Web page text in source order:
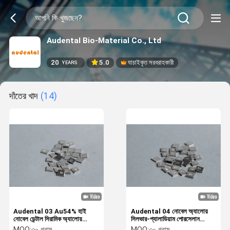
Audental Bio-Material Co., Ltd
20 YEARS 5.0 যাচাইকৃত সরবরাহকারী
দাঁতের খাদ (14)
Audental 03 Au54% হাই
নোবেল ডেন্টাল সিরামিক অ্যালোয়
হোয়াইট ফর ফর ফ্যাব্রিকেশন
Audental 04 নোবেল অ্যালোয়
সিলভার-প্যালাডিয়াম পোরসেলান
অ্যালোয় হোয়াইট Pd53.3%